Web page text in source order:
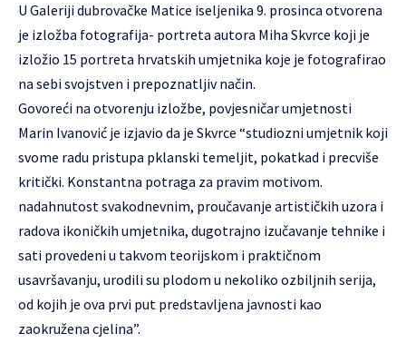
U Galeriji dubrovačke Matice iseljenika 9. prosinca otvorena
je izložba fotografija- portreta autora Miha Skvrce koji je
izložio 15 portreta hrvatskih umjetnika koje je fotografirao
na sebi svojstven i prepoznatljiv način.
Govoreći na otvorenju izložbe, povjesničar umjetnosti
Marin Ivanović je izjavio da je Skvrce “studiozni umjetnik koji
svome radu pristupa pklanski temeljit, pokatkad i precviše
kritički. Konstantna potraga za pravim motivom.
nadahnutost svakodnevnim, proučavanje artističkih uzora i
radova ikoničkih umjetnika, dugotrajno izučavanje tehnike i
sati provedeni u takvom teorijskom i praktičnom
usavršavanju, urodili su plodom u nekoliko ozbiljnih serija,
od kojih je ova prvi put predstavljena javnosti kao
zaokružena cjelina”.